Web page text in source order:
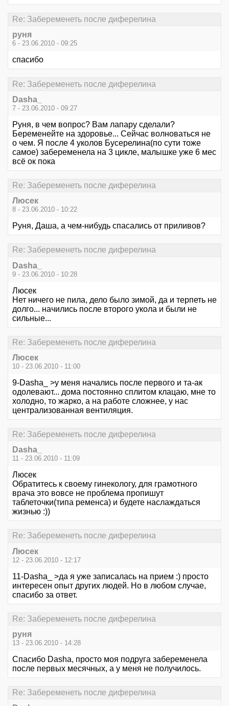
Re: Забеременеть после диферелина
руня
6 - 23.06.2010 - 09:25
спасибо
Re: Забеременеть после диферелина
Dasha_
7 - 23.06.2010 - 09:27
Руня, в чем вопрос? Вам лапару сделали?
Беременейте на здоровье... Сейчас волноваться не
о чем. Я после 4 уколов Бусерелина(по сути тоже
самое) забеременела на 3 цикле, малышке уже 6 мес
всё ок пока
Re: Забеременеть после диферелина
Люсек
8 - 23.06.2010 - 10:22
Руня, Даша, а чем-нибудь спасались от приливов?
Re: Забеременеть после диферелина
Dasha_
9 - 23.06.2010 - 10:28
Люсек
Нет ничего не пила, дело было зимой, да и терпеть не
долго... начились после второго укола и были не
сильные...
Re: Забеременеть после диферелина
Люсек
10 - 23.06.2010 - 11:00
9-Dasha_ >у меня начались после первого и та-ак
одолевают... дома постоянно сплитом клацаю, мне то
холодно, то жарко, а на работе сложнее, у нас
централизованная вентиляция.
Re: Забеременеть после диферелина
Dasha_
11 - 23.06.2010 - 11:09
Люсек
Обратитесь к своему гинекологу, для грамотного
врача это вовсе не проблема пропишут
таблеточки(типа ременса) и будете наслаждаться
жизнью :))
Re: Забеременеть после диферелина
Люсек
12 - 23.06.2010 - 12:17
11-Dasha_ >да я уже записалась на прием :) просто
интересен опыт других людей. Но в любом случае,
спасибо за ответ.
Re: Забеременеть после диферелина
руня
13 - 23.06.2010 - 14:28
Спасибо Dasha, просто моя подруга забеременела
после первых месячных, а у меня не получилось.
Re: Забеременеть после диферелина